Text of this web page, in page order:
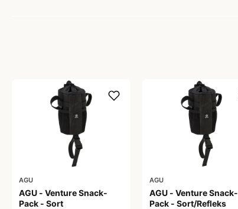
AGU
AGU - Venture Snack-
Pack - Sort
AGU
AGU - Venture Snack-
Pack - Sort/Refleks